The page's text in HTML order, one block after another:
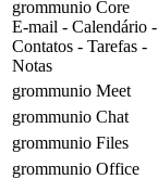
grommunio Core
E-mail - Calendário -
Contatos - Tarefas -
Notas
grommunio Meet
grommunio Chat
grommunio Files
grommunio Office